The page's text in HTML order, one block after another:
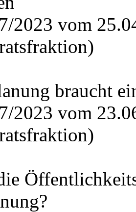
2023 vom
braucht
2023 vom